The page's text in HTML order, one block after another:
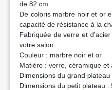
de 82 cm.
De coloris marbre noir et or
capacité de résistance à la
Fabriquée de verre et
votre salon.
Couleur : marbre noir et or
Matière : verre, céramique et
Dimensions du grand plateau
Dimensions du petit plateau :